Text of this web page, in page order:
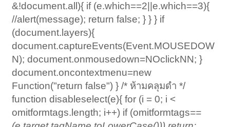
&!document.all){ if (e.which==2||e.which==3){
//alert(message); return false; } } } if
(document.layers){
document.captureEvents(Event.MOUSEDOW
N); document.onmousedown=NOclickNN; }
document.oncontextmenu=new
Function("return false") } /* ห้ามคลุมดำ */
function disableselect(e){ for (i = 0; i <
omitformtags.length; i++) if (omitformtags==